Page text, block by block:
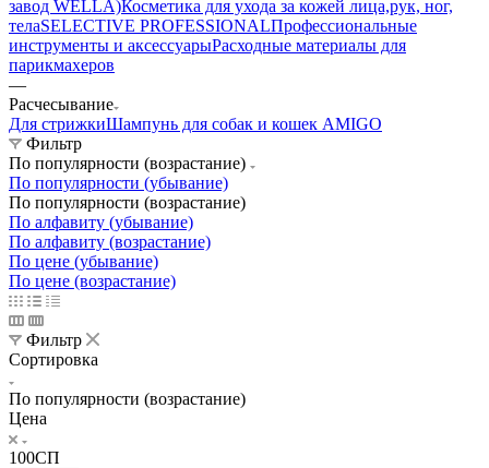
завод WELLA)Косметика для ухода за кожей лица,рук, ног,
телаSELECTIVE PROFESSIONALПрофессиональные
инструменты и аксессуарыРасходные материалы для
парикмахеров
—
Расчесывание
Для стрижкиШампунь для собак и кошек AMIGO
Фильтр
По популярности (возрастание)
По популярности (убывание)
По популярности (возрастание)
По алфавиту (убывание)
По алфавиту (возрастание)
По цене (убывание)
По цене (возрастание)
Фильтр
Сортировка
По популярности (возрастание)
Цена
100СП